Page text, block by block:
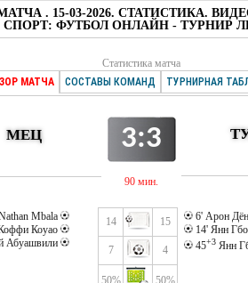
. 15-03-2026. СТАТИСТИКА.
СПОРТ: ФУТБОЛ ОНЛАЙН - ТУРНИР
Статистика матча
МАТЧА
СОСТАВЫ КОМАНД ТУРНИРНАЯ
МЕЦ 3:3
90 мин.
Mbala
Коуао
Абуашвили
14 15
7 4
50% 50%
6' Арон
14' Янн
45+3 Янн